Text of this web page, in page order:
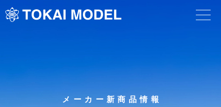
メーカー新商品情報